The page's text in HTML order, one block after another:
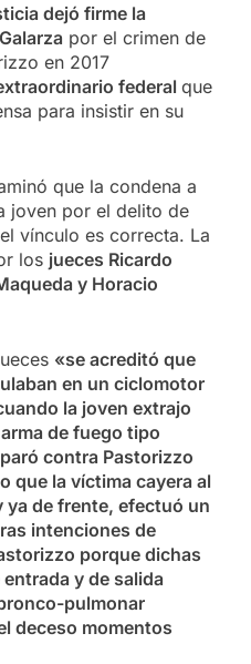
dejó firme la
por el crimen de
en 2017
federal que
para insistir en su
que la condena a
joven por el delito de
vínculo es correcta. La
los jueces Ricardo
y Horacio
«se acreditó que
en un ciclomotor
la joven extrajo
de fuego tipo
contra Pastorizzo
que la víctima cayera al
ya de frente, efectuó un
intenciones de
porque dichas
y de salida
pulmonar
deceso momentos